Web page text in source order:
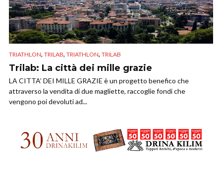
TRIATHLON, TRILAB, TRIATHLON, TRILAB
Trilab: La città dei mille grazie
LA CITTA’ DEI MILLE GRAZIE è un progetto benefico che
attraverso la vendita di due magliette, raccoglie fondi che
vengono poi devoluti ad...